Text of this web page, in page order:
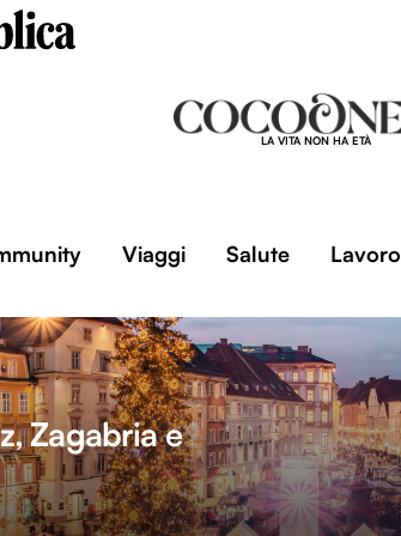
LA VITA NON HA ETÀ
Viaggi Salute Lavoro
Zagabria e